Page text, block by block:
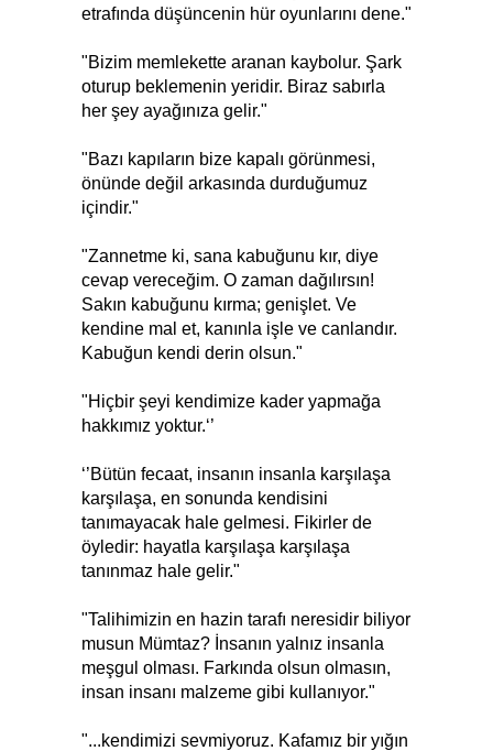
etrafında düşüncenin hür oyunlarını dene."
"Bizim memlekette aranan kaybolur. Şark
oturup beklemenin yeridir. Biraz sabırla
her şey ayağınıza gelir."
"Bazı kapıların bize kapalı görünmesi,
önünde değil arkasında durduğumuz
içindir."
"Zannetme ki, sana kabuğunu kır, diye
cevap vereceğim. O zaman dağılırsın!
Sakın kabuğunu kırma; genişlet. Ve
kendine mal et, kanınla işle ve canlandır.
Kabuğun kendi derin olsun."
"Hiçbir şeyi kendimize kader yapmağa
hakkımız yoktur.‘’
‘’Bütün fecaat, insanın insanla karşılaşa
karşılaşa, en sonunda kendisini
tanımayacak hale gelmesi. Fikirler de
öyledir: hayatla karşılaşa karşılaşa
tanınmaz hale gelir."
"Talihimizin en hazin tarafı neresidir biliyor
musun Mümtaz? İnsanın yalnız insanla
meşgul olması. Farkında olsun olmasın,
insan insanı malzeme gibi kullanıyor."
"...kendimizi sevmiyoruz. Kafamız bir yığın